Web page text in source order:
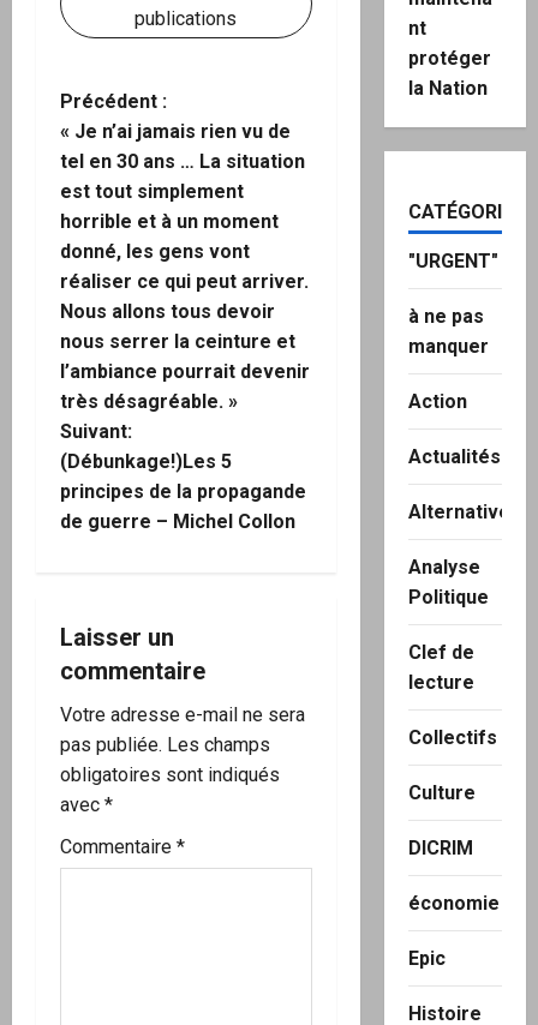
publications
N
a
v
i
g
a
t
i
o
’
a
r
t
i
Précédent :
« Je n’ai jamais rien vu de
tel en 30 ans … La situation
est tout simplement
horrible et à un moment
donné, les gens vont
réaliser ce qui peut arriver.
Nous allons tous devoir
nous serrer la ceinture et
l’ambiance pourrait devenir
très désagréable. »
Suivant:
(Débunkage!)Les 5
principes de la propagande
de guerre – Michel Collon
Laisser un
commentaire
Votre adresse e-mail ne sera
pas publiée. Les champs
obligatoires sont indiqués
avec *
Commentaire *
nt
protéger
la Nation
CATÉGORIES
"URGENT"
à ne pas
manquer
Action
Actualités
Alternatives
Analyse
Politique
Clef de
lecture
Collectifs
Culture
DICRIM
économie
Epic
Histoire